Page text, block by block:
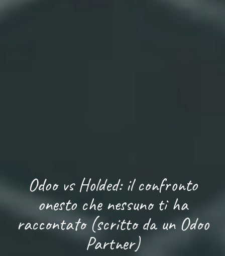
Odoo vs Holded: il confronto
onesto che nessuno ti ha
raccontato (scritto da un Odoo
Partner)